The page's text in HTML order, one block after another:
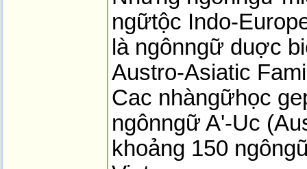
ngữtộc Indo-
là ngônngữ duợc
Austro-Asiatic
Cac nhàngữhọc
ngônngữ A'-Uc
khoảng 150